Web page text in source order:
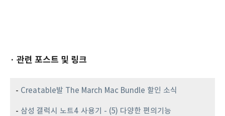
· 관련 포스트 및 링크
- Creatable발 The March Mac Bundle 할인 소식
- 삼성 갤럭시 노트4 사용기 - (5) 다양한 편의기능